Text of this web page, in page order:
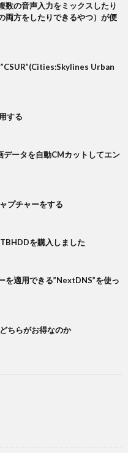
数の音声入力をミックスしたり
両方をしたりできるやつ）が便
Urban
する
ータを自動CMカットしてエン
プチャーをする
を購入しました
を適用できる”NextDNS”を使っ
ちらがお得なのか